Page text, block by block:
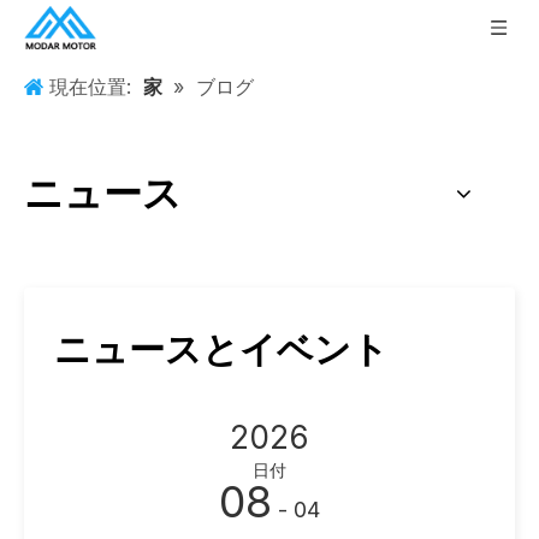
現在位置: 家 » ブログ
ニュース
ニュースとイベント
2026
日付
08 - 04